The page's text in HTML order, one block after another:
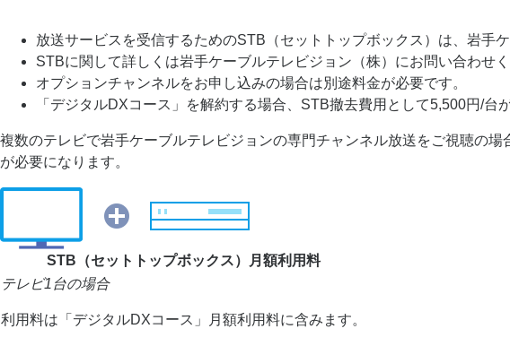
放送サービスを受信するためのSTB（セットトップボックス）は、岩手
STBに関して詳しくは岩手ケーブルテレビジョン（株）にお問い合わせく
オプションチャンネルをお申し込みの場合は別途料金が必要です。
「デジタルDXコース」を解約する場合、STB撤去費用として5,500円/台
複数のテレビで岩手ケーブルテレビジョンの専門チャンネル放送をご視聴の
が必要になります。
STB（セットトップボックス）月額利用料
テレビ1台の場合
利用料は「デジタルDXコース」月額利用料に含みます。